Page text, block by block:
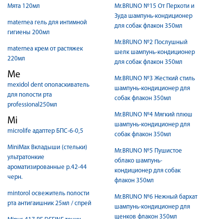
Мята 120мл
maternea гель для интимной
гигиены 200мл
maternea крем от растяжек
220мл
Me
mexidol dent ополаскиватель
для полости рта
professional250мл
Mi
microlife адаптер БПС-6-0,5
MiniMax Вкладыши (стельки)
ультратонкие
ароматизированные р.42-44
черн.
mintorol освежитель полости
рта антигаишник 25мл / спрей
Mr.BRUNO №15 От Перхоти и
Зуда шампунь-кондиционер
для собак флакон 350мл
Mr.BRUNO №2 Послушный
шелк шампунь-кондиционер
для собак флакон 350мл
Mr.BRUNO №3 Жесткий стиль
шампунь-кондиционер для
собак флакон 350мл
Mr.BRUNO №4 Мягкий плюш
шампунь-кондиционер для
собак флакон 350мл
Mr.BRUNO №5 Пушистое
облако шампунь-
кондиционер для собак
флакон 350мл
Mr.BRUNO №6 Нежный бархат
шампунь-кондиционер для
щенков флакон 350мл